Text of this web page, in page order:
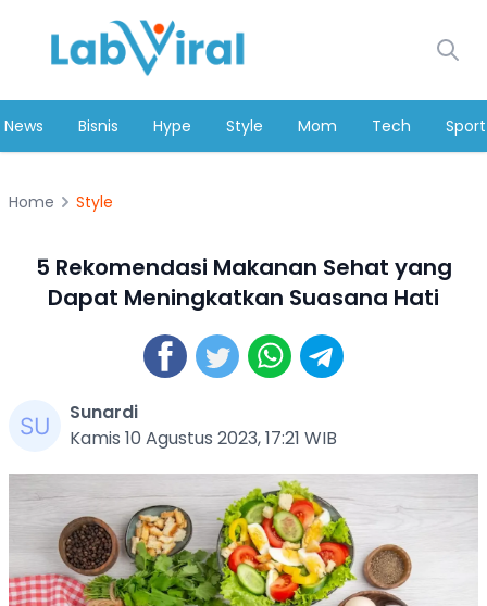
News Bisnis Hype Style Mom Tech Sport
Home Style
5 Rekomendasi Makanan Sehat yang
Dapat Meningkatkan Suasana Hati
Sunardi
Kamis 10 Agustus 2023, 17:21 WIB